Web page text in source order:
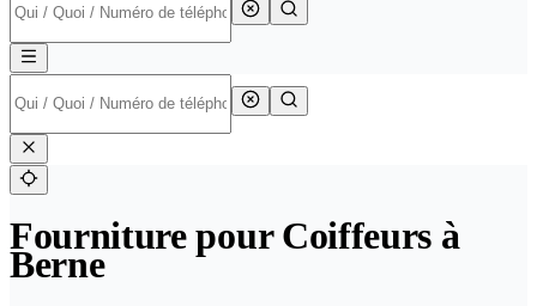
Fourniture pour Coiffeurs à
Berne